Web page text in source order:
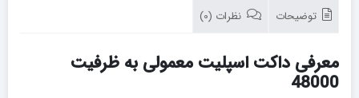
توضیحات نظرات (0)
معرفی داکت اسپلیت معمولی به ظرفیت
48000